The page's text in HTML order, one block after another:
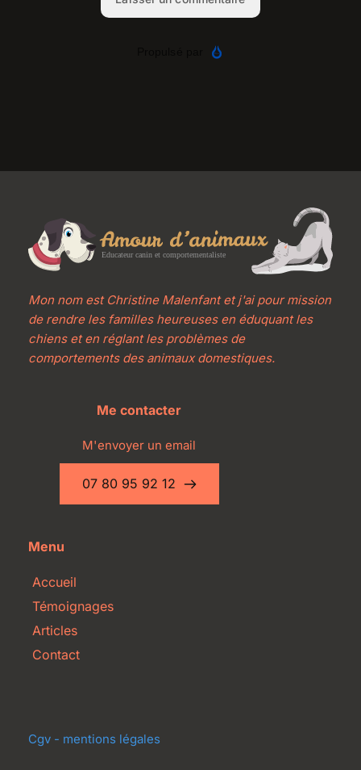
Mon nom est Christine Malenfant et j'ai pour mission
de rendre les familles heureuses en éduquant les
chiens et en réglant les problèmes de
comportements des animaux domestiques.
Me contacter
M'envoyer un email
07 80 95 92 12
Menu
Accueil
Témoignages
Articles
Contact
Cgv - mentions légales